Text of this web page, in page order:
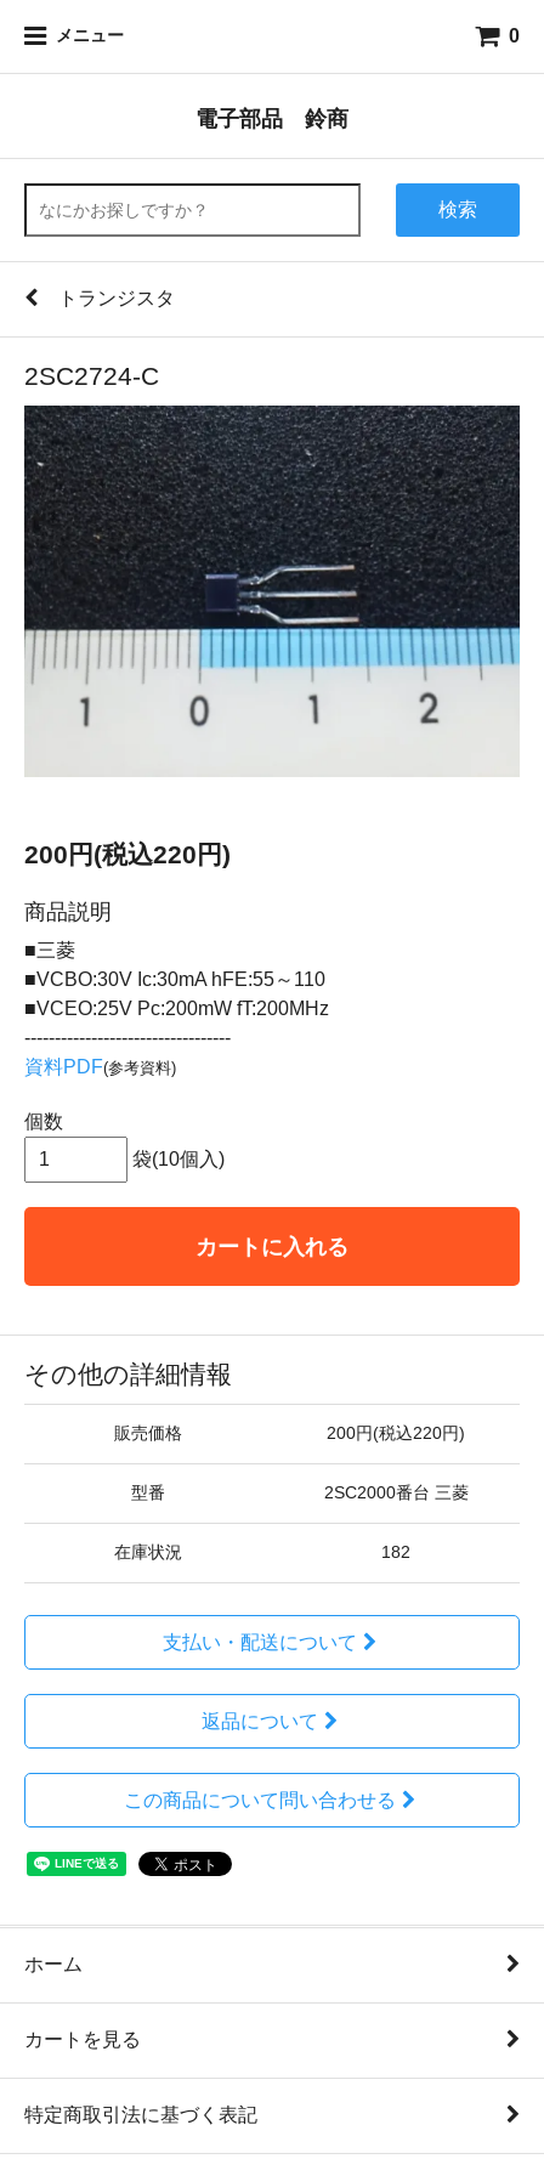
メニュー 0
電子部品 鈴商
検索
トランジスタ
2SC2724-C
200円(税込220円)
商品説明
■三菱
■VCBO:30V Ic:30mA hFE:55～110
■VCEO:25V Pc:200mW fT:200MHz
----------------------------------
資料PDF(参考資料)
個数
袋(10個入)
カートに入れる
その他の詳細情報
販売価格 200円(税込220円)
型番 2SC2000番台 三菱
在庫状況 182
支払い・配送について
返品について
この商品について問い合わせる
ホーム
カートを見る
特定商取引法に基づく表記